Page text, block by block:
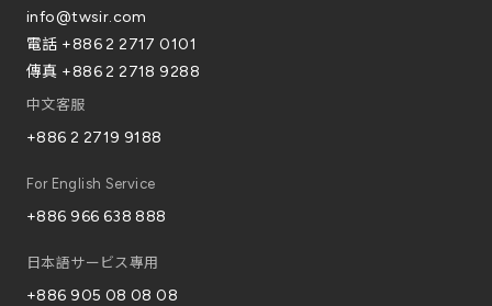
info@twsir.com
電話 +886 2 2717 0101
傳真 +886 2 2718 9288
中文客服
+886 2 2719 9188
For English Service
+886 966 638 888
日本語サービス專用
+886 905 08 08 08